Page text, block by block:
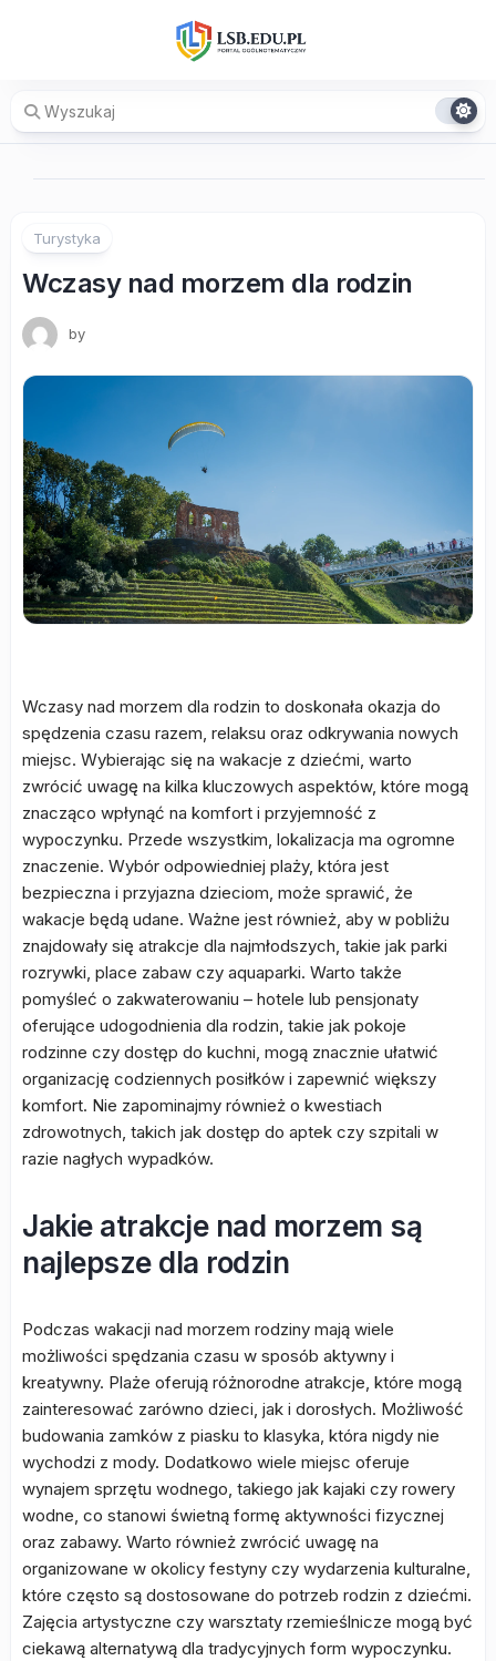
Turystyka
Wczasy nad morzem dla rodzin
by
Wczasy nad morzem dla rodzin to doskonała okazja do
spędzenia czasu razem, relaksu oraz odkrywania nowych
miejsc. Wybierając się na wakacje z dziećmi, warto
zwrócić uwagę na kilka kluczowych aspektów, które mogą
znacząco wpłynąć na komfort i przyjemność z
wypoczynku. Przede wszystkim, lokalizacja ma ogromne
znaczenie. Wybór odpowiedniej plaży, która jest
bezpieczna i przyjazna dzieciom, może sprawić, że
wakacje będą udane. Ważne jest również, aby w pobliżu
znajdowały się atrakcje dla najmłodszych, takie jak parki
rozrywki, place zabaw czy aquaparki. Warto także
pomyśleć o zakwaterowaniu – hotele lub pensjonaty
oferujące udogodnienia dla rodzin, takie jak pokoje
rodzinne czy dostęp do kuchni, mogą znacznie ułatwić
organizację codziennych posiłków i zapewnić większy
komfort. Nie zapominajmy również o kwestiach
zdrowotnych, takich jak dostęp do aptek czy szpitali w
razie nagłych wypadków.
Jakie atrakcje nad morzem są
najlepsze dla rodzin
Podczas wakacji nad morzem rodziny mają wiele
możliwości spędzania czasu w sposób aktywny i
kreatywny. Plaże oferują różnorodne atrakcje, które mogą
zainteresować zarówno dzieci, jak i dorosłych. Możliwość
budowania zamków z piasku to klasyka, która nigdy nie
wychodzi z mody. Dodatkowo wiele miejsc oferuje
wynajem sprzętu wodnego, takiego jak kajaki czy rowery
wodne, co stanowi świetną formę aktywności fizycznej
oraz zabawy. Warto również zwrócić uwagę na
organizowane w okolicy festyny czy wydarzenia kulturalne,
które często są dostosowane do potrzeb rodzin z dziećmi.
Zajęcia artystyczne czy warsztaty rzemieślnicze mogą być
ciekawą alternatywą dla tradycyjnych form wypoczynku.